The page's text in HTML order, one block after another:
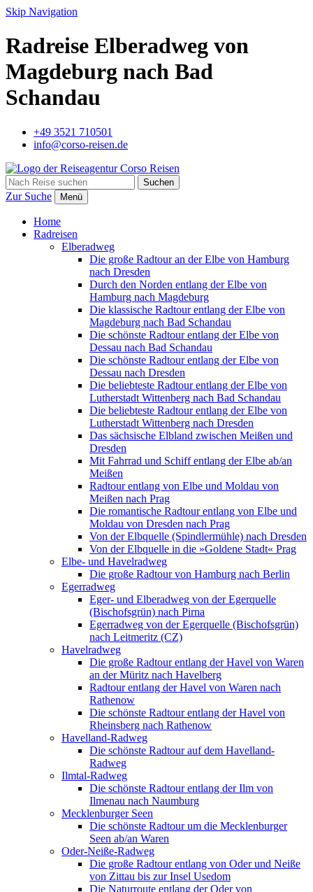
Skip Navigation
Radreise Elberadweg von
Magdeburg nach Bad
Schandau
+49 3521 710501
info@corso-reisen.de
Suchen
Zur Suche Menü
Home
Radreisen
Elberadweg
Die große Radtour an der Elbe von Hamburg
nach Dresden
Durch den Norden entlang der Elbe von
Hamburg nach Magdeburg
Die klassische Radtour entlang der Elbe von
Magdeburg nach Bad Schandau
Die schönste Radtour entlang der Elbe von
Dessau nach Bad Schandau
Die schönste Radtour entlang der Elbe von
Dessau nach Dresden
Die beliebteste Radtour entlang der Elbe von
Lutherstadt Wittenberg nach Bad Schandau
Die beliebteste Radtour entlang der Elbe von
Lutherstadt Wittenberg nach Dresden
Das sächsische Elbland zwischen Meißen und
Dresden
Mit Fahrrad und Schiff entlang der Elbe ab/an
Meißen
Radtour entlang von Elbe und Moldau von
Meißen nach Prag
Die romantische Radtour entlang von Elbe und
Moldau von Dresden nach Prag
Von der Elbquelle (Spindlermühle) nach Dresden
Von der Elbquelle in die »Goldene Stadt« Prag
Elbe- und Havelradweg
Die große Radtour von Hamburg nach Berlin
Egerradweg
Eger- und Elberadweg von der Egerquelle
(Bischofsgrün) nach Pirna
Egerradweg von der Egerquelle (Bischofsgrün)
nach Leitmeritz (CZ)
Havelradweg
Die große Radtour entlang der Havel von Waren
an der Müritz nach Havelberg
Radtour entlang der Havel von Waren nach
Rathenow
Die schönste Radtour entlang der Havel von
Rheinsberg nach Rathenow
Havelland-Radweg
Die schönste Radtour auf dem Havelland-
Radweg
Ilmtal-Radweg
Die schönste Radtour entlang der Ilm von
Ilmenau nach Naumburg
Mecklenburger Seen
Die schönste Radtour um die Mecklenburger
Seen ab/an Waren
Oder-Neiße-Radweg
Die große Radtour entlang von Oder und Neiße
von Zittau bis zur Insel Usedom
Die Naturroute entlang der Oder von